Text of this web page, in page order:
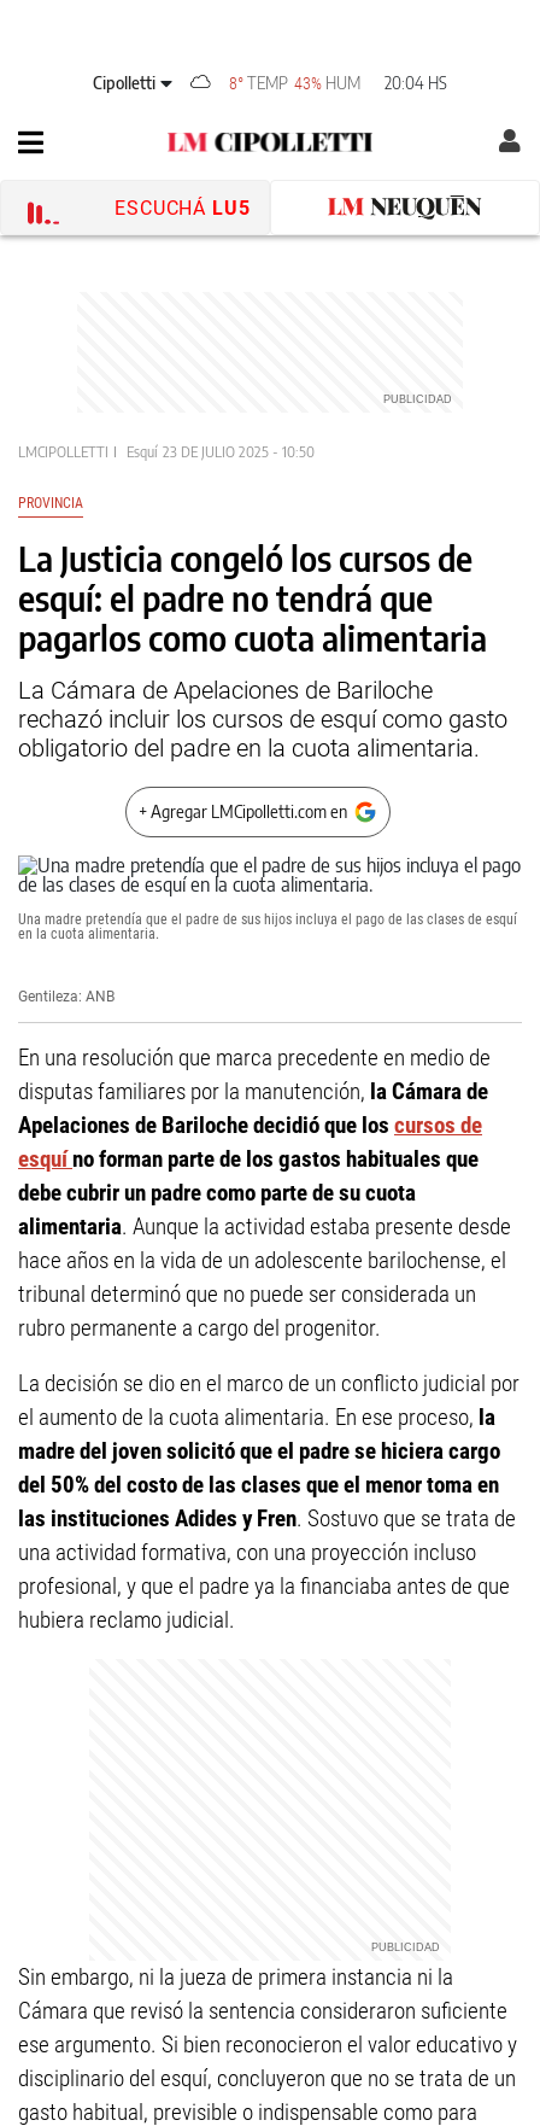
Cipolletti 8° TEMP 43% HUM 20:04 HS
ESCUCHÁ LU5
LMCIPOLLETTI Esquí 23 DE JULIO 2025 - 10:50
PROVINCIA
La Justicia congeló los cursos de
esquí: el padre no tendrá que
pagarlos como cuota alimentaria
La Cámara de Apelaciones de Bariloche
rechazó incluir los cursos de esquí como gasto
obligatorio del padre en la cuota alimentaria.
+ Agregar LMCipolletti.com en
Una madre pretendía que el padre de sus hijos incluya el pago de las clases de esquí
en la cuota alimentaria.
Gentileza: ANB
En una resolución que marca precedente en medio de
disputas familiares por la manutención, la Cámara de
Apelaciones de Bariloche decidió que los cursos de
esquíno forman parte de los gastos habituales que
debe cubrir un padre como parte de su cuota
alimentaria. Aunque la actividad estaba presente desde
hace años en la vida de un adolescente barilochense, el
tribunal determinó que no puede ser considerada un
rubro permanente a cargo del progenitor.
La decisión se dio en el marco de un conflicto judicial por
el aumento de la cuota alimentaria. En ese proceso, la
madre del joven solicitó que el padre se hiciera cargo
del 50% del costo de las clases que el menor toma en
las instituciones Adides y Fren. Sostuvo que se trata de
una actividad formativa, con una proyección incluso
profesional, y que el padre ya la financiaba antes de que
hubiera reclamo judicial.
Sin embargo, ni la jueza de primera instancia ni la
Cámara que revisó la sentencia consideraron suficiente
ese argumento. Si bien reconocieron el valor educativo y
disciplinario del esquí, concluyeron que no se trata de un
gasto habitual, previsible o indispensable como para